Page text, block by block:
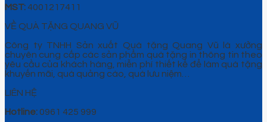
MST: 4001217411
VỀ QUÀ TẶNG QUANG VŨ
Công ty TNHH Sản xuất Quà tặng Quang Vũ là xưởng
chuyên cung cấp các sản phẩm quà tặng in thông tin theo
yêu cầu của khách hàng, miễn phí thiết kế để làm quà tặng
khuyến mãi, quà quảng cáo, quà lưu niệm…
LIÊN HỆ
Hotline: 0961 425 999